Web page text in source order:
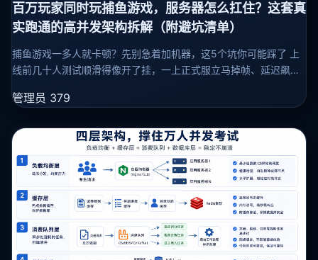
百万玩家同时玩捕鱼游戏，服务器怎么扛住？这套真
实跑通的高并发架构拆解（附避坑清单）
捕鱼游戏一多人就卡顿？先别急着加机器，这5个坑你可能踩了 上
线前几十人测试顺滑得像开了挂，一上正式服立马掉帧、延迟飙到
慌，真不是你服务
管理员 379